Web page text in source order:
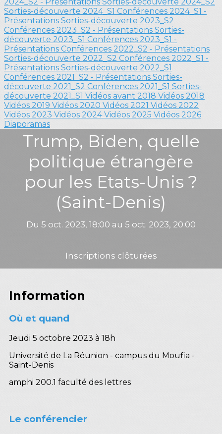
Sorties-découverte 2024_S1 Conférences 2024_S1 -
Présentations Sorties-découverte 2023_S2
Conférences 2023_S2 - Présentations Sorties-
découverte 2023_S1 Conférences 2023_S1 -
Présentations Conférences 2022_S2 - Présentations
Sorties-découverte 2022_S2 Conférences 2022_S1 -
Présentations Sorties-découverte 2022_S1
Conférences 2021_S2 - Présentations Sorties-
découverte 2021_S2 Conférences 2021_S1 Sorties-
découverte 2021_S1 Vidéos avant 2018 Vidéos 2018
Vidéos 2019 Vidéos 2020 Vidéos 2021 Vidéos 2022
Vidéos 2023 Vidéos 2024Vidéos 2025 Vidéos 2026
Diaporamas
Trump, Biden, quelle
politique étrangère
pour les Etats-Unis ?
(Saint-Denis)
Du 5 oct. 2023, 18:00 au 5 oct. 2023, 20:00
Inscriptions clôturées
Information
Où et quand
Jeudi 5 octobre 2023 à 18h
Université de La Réunion - campus du Moufia -
Saint-Denis
amphi 200.1 faculté des lettres
Le conférencier